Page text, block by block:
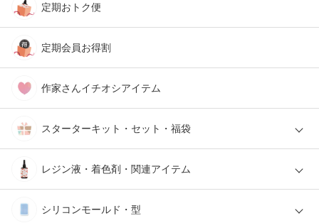
定期おトク便
定期会員お得割
作家さんイチオシアイテム
スターターキット・セット・福袋
レジン液・着色剤・関連アイテム
シリコンモールド・型